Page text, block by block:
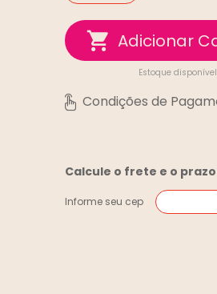
Estoque disponível
Calcule o frete e o
Informe seu cep